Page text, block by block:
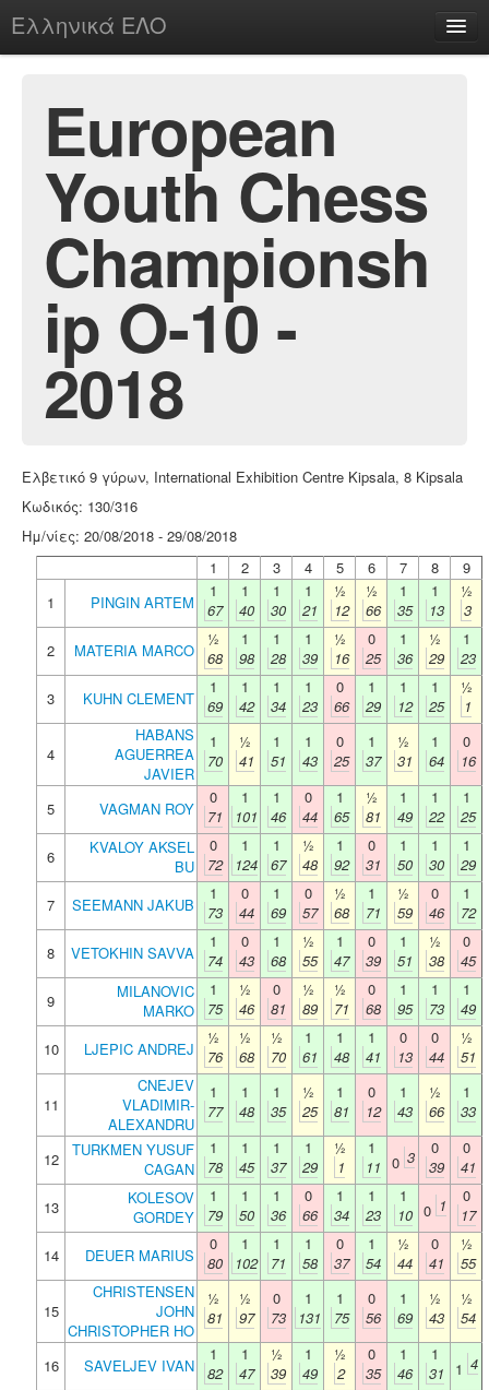
Ελληνικά ΕΛΟ
chesstu.be @ discord
European
Youth Chess
Championsh
ip O-10 -
2018
Ελβετικό 9 γύρων, International Exhibition Centre Kipsala, 8 Kipsala
Κωδικός: 130/316
Ημ/νίες: 20/08/2018 - 29/08/2018
1
2 3 4 5 6 7 8
9
1
PINGIN ARTEM
1
67
1
40
1
30
1
21
½
12
½
66
1
35
1
13
½
3
2
MATERIA MARCO
½
68
1
98
1
28
1
39
½
16
0
25
1
36
½
29
1
23
3
KUHN CLEMENT
1
69
1
42
1
34
1
23
0
66
1
29
1
12
1
25
½
1
4
HABANS
AGUERREA
JAVIER
1
70
½
41
1
51
1
43
0
25
1
37
½
31
1
64
0
16
5 VAGMAN ROY
0
71
1
101
1
46
0
44
1
65
½
81
1
49
1
22
1
25
6
KVALOY AKSEL
BU
0
72
1
124
1
67
½
48
1
92
0
31
1
50
1
30
1
29
7
SEEMANN JAKUB
1
73
0
44
1
69
0
57
½
68
1
71
½
59
0
46
1
72
8
VETOKHIN SAVVA
1
74
0
43
1
68
½
55
1
47
0
39
1
51
½
38
0
45
9
MILANOVIC
MARKO
1
75
½
46
0
81
½
89
½
71
0
68
1
95
1
73
1
49
10
LJEPIC ANDREJ
½
76
½
68
½
70
1
61
1
48
1
41
0
13
0
44
½
51
11
CNEJEV
VLADIMIR-
ALEXANDRU
1
77
1
48
1
35
½
25
1
81
0
12
1
43
½
66
1
33
12
TURKMEN YUSUF
CAGAN
1
78
1
45
1
37
1
29
½
1
1
11 0 3
0
39
0
41
13
KOLESOV
GORDEY
1
79
1
50
1
36
0
66
1
34
1
23
1
10 0 1
0
17
14
DEUER MARIUS
0
80
1
102
1
71
1
58
0
37
1
54
½
44
0
41
½
55
15
CHRISTENSEN
JOHN
CHRISTOPHER HO
½
81
½
97
0
73
1
131
1
75
0
56
1
69
½
43
½
54
16 SAVELJEV IVAN
1
82
1
47
½
39
1
49
½
2
0
35
1
46
1
31
1 4